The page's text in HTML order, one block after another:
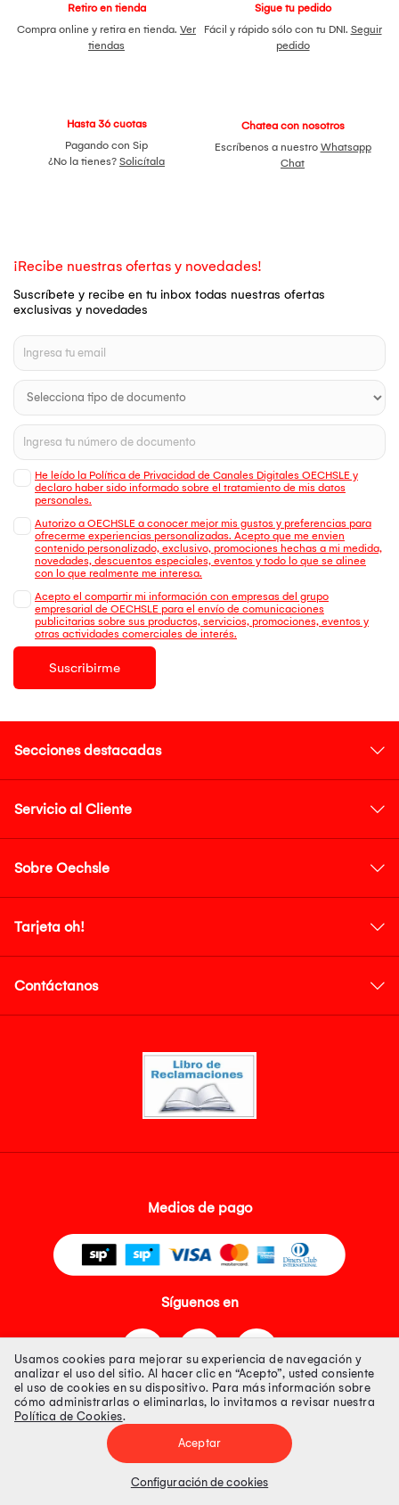
Retiro en tienda
Compra online y retira en tienda. Ver
tiendas
Sigue tu pedido
Fácil y rápido sólo con tu DNI. Seguir
pedido
Hasta 36 cuotas
Pagando con Sip
¿No la tienes? Solicítala
Chatea con nosotros
Escríbenos a nuestro Whatsapp
Chat
¡Recibe nuestras ofertas y novedades!
Suscríbete y recibe en tu inbox todas nuestras ofertas
exclusivas y novedades
He leído la Política de Privacidad de Canales Digitales OECHSLE y
declaro haber sido informado sobre el tratamiento de mis datos
personales.
Autorizo a OECHSLE a conocer mejor mis gustos y preferencias para
ofrecerme experiencias personalizadas. Acepto que me envien
contenido personalizado, exclusivo, promociones hechas a mi medida,
novedades, descuentos especiales, eventos y todo lo que se alinee
con lo que realmente me interesa.
Acepto el compartir mi información con empresas del grupo
empresarial de OECHSLE para el envío de comunicaciones
publicitarias sobre sus productos, servicios, promociones, eventos y
otras actividades comerciales de interés.
Suscribirme
Secciones destacadas
Servicio al Cliente
Sobre Oechsle
Tarjeta oh!
Contáctanos
Medios de pago
Síguenos en
Tienda 100% Segura
Tiendas Peruanas S.A. R.U.C. Nº 20493020618. Todos los derechos
Precios disponibles solo en www.oechsle.pe. Precios online publicados
Usamos cookies para mejorar su experiencia de navegación y
analizar el uso del sitio. Al hacer clic en “Acepto”, usted consiente
el uso de cookies en su dispositivo. Para más información sobre
cómo administrarlas o eliminarlas, lo invitamos a revisar nuestra
Política de Cookies.
Aceptar
Configuración de cookies